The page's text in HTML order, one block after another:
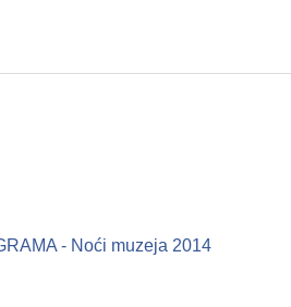
- Noći muzeja 2014